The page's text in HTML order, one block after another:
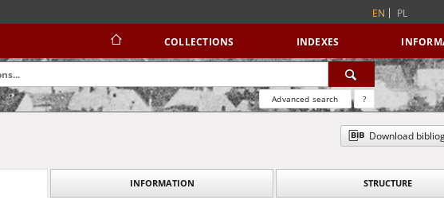
EN PL
COLLECTIONS INDEXES
Advanced search ?
Download
INFORMATION STRUCTURE